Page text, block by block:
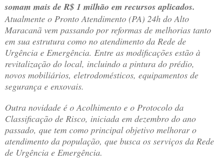
somam mais de R$ 1 milhão em recursos aplicados.
Atualmente o Pronto Atendimento (PA) 24h do Alto
Maracanã vem passando por reformas de melhorias tanto
em sua estrutura como no atendimento da Rede de
Urgência e Emergência. Entre as modificações estão à
revitalização do local, incluindo a pintura do prédio,
novos mobiliários, eletrodomésticos, equipamentos de
segurança e enxovais.
Outra novidade é o Acolhimento e o Protocolo da
Classificação de Risco, iniciada em dezembro do ano
passado, que tem como principal objetivo melhorar o
atendimento da população, que busca os serviços da Rede
de Urgência e Emergência.